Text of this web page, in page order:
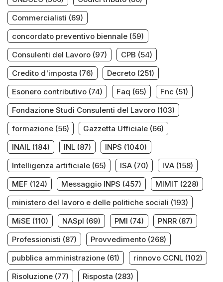
Commercialisti (69)
concordato preventivo biennale (59)
Consulenti del Lavoro (97) CPB (54)
Credito d'imposta (76) Decreto (251)
Esonero contributivo (74) Faq (65) Fnc (51)
Fondazione Studi Consulenti del Lavoro (103)
formazione (56) Gazzetta Ufficiale (66)
INAIL (184) INL (87) INPS (1040)
Intelligenza artificiale (65) ISA (70) IVA (158)
MEF (124) Messaggio INPS (457) MIMIT (228)
ministero del lavoro e delle politiche sociali (193)
MiSE (110) NASpI (69) PMI (74) PNRR (87)
Professionisti (87) Provvedimento (268)
pubblica amministrazione (61) rinnovo CCNL (102)
Risoluzione (77) Risposta (283)